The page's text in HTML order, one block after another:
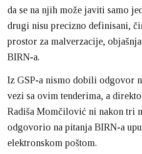
da se na njih može javiti samo
drugi nisu precizno definisani,
prostor za malverzacije,
BIRN-a.
Iz GSP-a nismo dobili odgovor
vezi sa ovim tenderima, a
Radiša Momčilović ni nakon tri
odgovorio na pitanja BIRN-a
elektronskom poštom.